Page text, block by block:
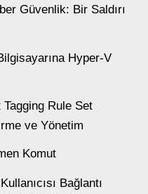
Güvenlik: Bir Saldırı
Hyper-V
Rule Set
ve Yönetim
Komut
Bağlantı